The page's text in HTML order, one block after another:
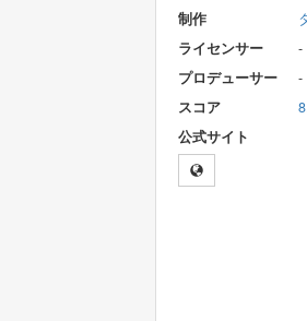
制作
ライセンサー
-
プロデューサー
-
スコア
公式サイト